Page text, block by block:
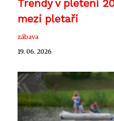
Trendy v pletení
mezi pletaři
zábava
19. 06. 2026